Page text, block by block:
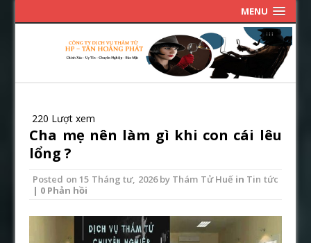
MENU
220 Lượt xem
Cha mẹ nên làm gì khi con cái lêu
lổng ?
Posted on 15 Tháng tư, 2026by Thám Tử Huếin Tin tức
| 0 Phản hồi